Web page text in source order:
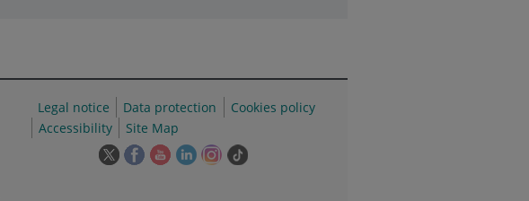
Legal notice Data protection
Cookies policy
Accessibility
Site Map
This This This This This Link